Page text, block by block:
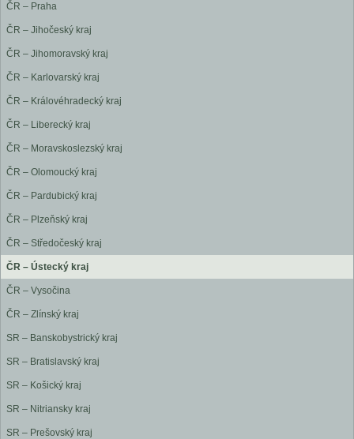
ČR – Praha
ČR – Jihočeský kraj
ČR – Jihomoravský kraj
ČR – Karlovarský kraj
ČR – Královéhradecký kraj
ČR – Liberecký kraj
ČR – Moravskoslezský kraj
ČR – Olomoucký kraj
ČR – Pardubický kraj
ČR – Plzeňský kraj
ČR – Středočeský kraj
ČR – Ústecký kraj
ČR – Vysočina
ČR – Zlínský kraj
SR – Banskobystrický kraj
SR – Bratislavský kraj
SR – Košický kraj
SR – Nitriansky kraj
SR – Prešovský kraj